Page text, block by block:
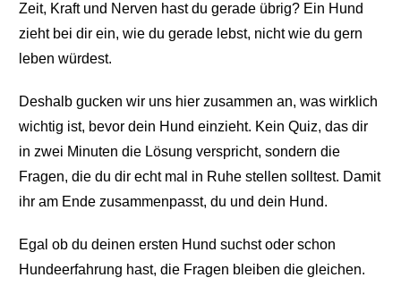
Zeit, Kraft und Nerven hast du gerade übrig? Ein Hund
zieht bei dir ein, wie du gerade lebst, nicht wie du gern
leben würdest.
Deshalb gucken wir uns hier zusammen an, was wirklich
wichtig ist, bevor dein Hund einzieht. Kein Quiz, das dir
in zwei Minuten die Lösung verspricht, sondern die
Fragen, die du dir echt mal in Ruhe stellen solltest. Damit
ihr am Ende zusammenpasst, du und dein Hund.
Egal ob du deinen ersten Hund suchst oder schon
Hundeerfahrung hast, die Fragen bleiben die gleichen.